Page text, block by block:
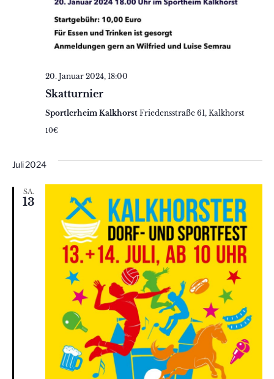
Skatturnier
20. Januar 2024, 18:00
Sportlerheim Kalkhorst Friedensstraße 61, Kalkhorst
10€
Juli 2024
SA.
13